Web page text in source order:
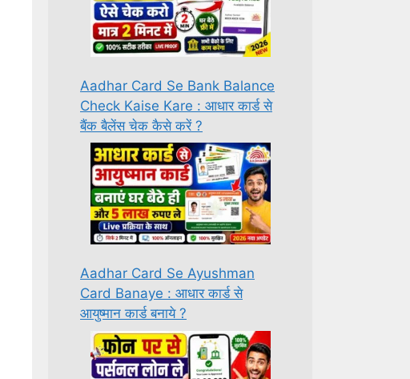
Aadhar Card Se Bank Balance
Check Kaise Kare : आधार कार्ड से
बैंक बैलेंस चेक कैसे करें ?
Aadhar Card Se Ayushman
Card Banaye : आधार कार्ड से
आयुष्मान कार्ड बनाये ?